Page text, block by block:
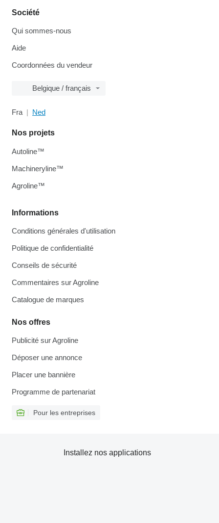
Société
Qui sommes-nous
Aide
Coordonnées du vendeur
Belgique / français
Fra Ned
Informations
Conditions générales d'utilisation
Politique de confidentialité
Conseils de sécurité
Commentaires sur Agroline
Catalogue de marques
Nos offres
Publicité sur Agroline
Déposer une annonce
Placer une bannière
Programme de partenariat
Pour les entreprises
Nos projets
Autoline™
Machineryline™
Agroline™
Installez nos applications